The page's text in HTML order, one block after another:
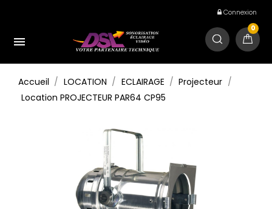
Connexion

0
Accueil LOCATION ECLAIRAGE
Projecteur
Location PROJECTEUR PAR64 CP95